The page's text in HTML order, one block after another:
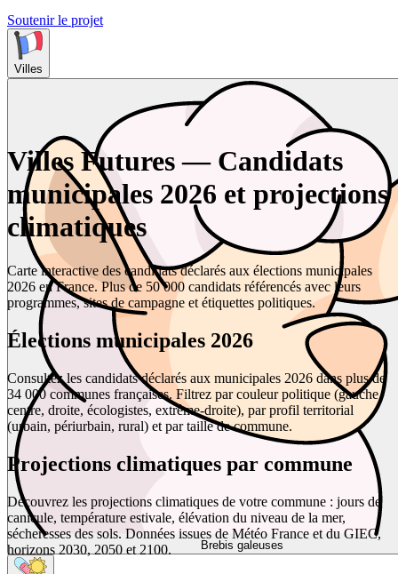
Soutenir le projet
Villes
Brebis galeuses
Villes Futures — Candidats
municipales 2026 et projections
climatiques
Carte interactive des candidats déclarés aux élections municipales
2026 en France. Plus de 50 000 candidats référencés avec leurs
programmes, sites de campagne et étiquettes politiques.
Élections municipales 2026
Consultez les candidats déclarés aux municipales 2026 dans plus de
34 000 communes françaises. Filtrez par couleur politique (gauche,
centre, droite, écologistes, extrême-droite), par profil territorial
(urbain, périurbain, rural) et par taille de commune.
Projections climatiques par commune
Découvrez les projections climatiques de votre commune : jours de
canicule, température estivale, élévation du niveau de la mer,
sécheresses des sols. Données issues de Météo France et du GIEC,
horizons 2030, 2050 et 2100.